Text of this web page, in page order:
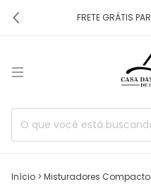
FRETE GRÁTIS
Início > Misturadores